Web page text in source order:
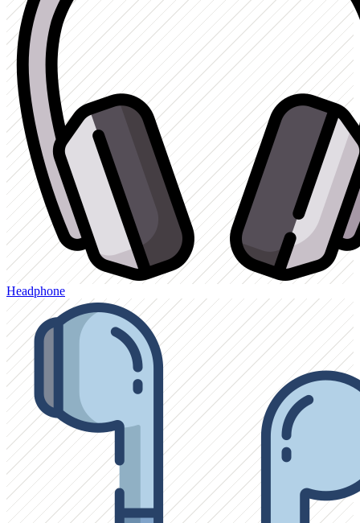
Headphone